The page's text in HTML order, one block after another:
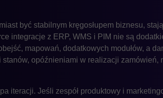
być stabilnym kręgosłupem biznesu,
integracje z ERP, WMS i PIM nie są
mapowań, dodatkowych modułów, a
stanów, opóźnieniami w realizacji zamówień,
iteracji. Jeśli zespół produktowy i